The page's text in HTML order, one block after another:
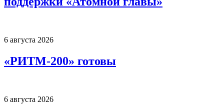
6 августа 2026
«РИТМ-200» готовы
6 августа 2026